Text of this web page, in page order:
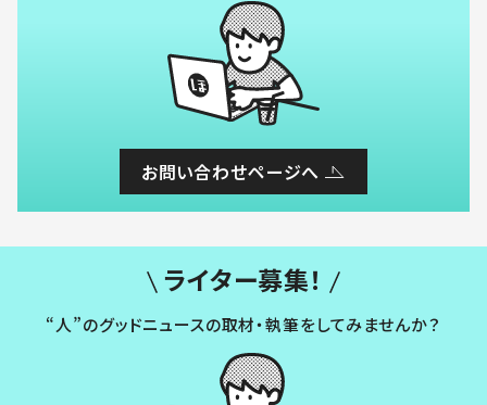
お問い合わせページへ
ライター募集！
“人”のグッドニュースの取材・執筆をしてみませんか？